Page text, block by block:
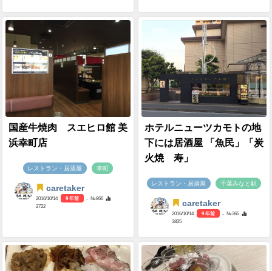
国産牛焼肉 スエヒロ館 美
浜幸町店
レストラン・居酒屋 幸町
caretaker
2016/10/14 9 年前
- №866
2722
ホテルニューツカモトの地
下には居酒屋 「魚民」「炭
火焼 寿」
レストラン・居酒屋 千葉みなと駅
caretaker
2016/10/14 9 年前
- №365
3835